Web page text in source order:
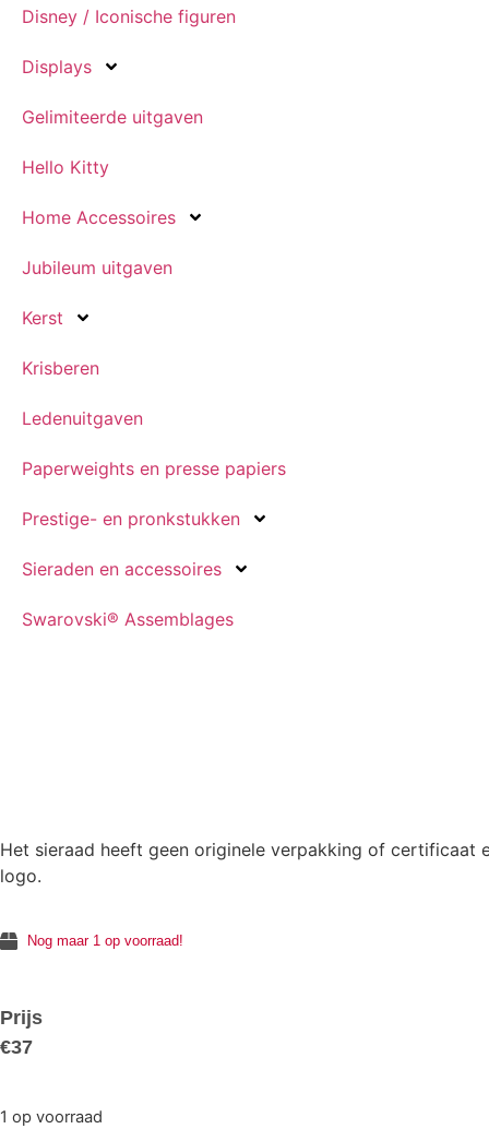
Disney / Iconische figuren
Displays
Gelimiteerde uitgaven
Hello Kitty
Home Accessoires
Jubileum uitgaven
Kerst
Krisberen
Ledenuitgaven
Paperweights en presse papiers
Prestige- en pronkstukken
Sieraden en accessoires
Swarovski® Assemblages
Het sieraad heeft geen originele verpakking of
logo.
Nog maar 1 op voorraad!
Prijs
€37
1 op voorraad